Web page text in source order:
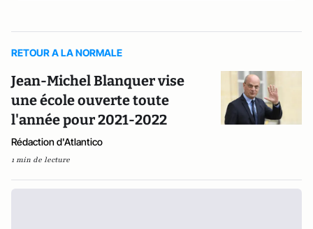
RETOUR A LA NORMALE
Jean-Michel Blanquer vise
une école ouverte toute
l'année pour 2021-2022
Rédaction d'Atlantico
1 min de lecture